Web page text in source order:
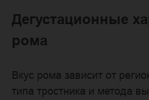
Дегустационные
рома
Вкус рома зависит от
типа тростника и метода